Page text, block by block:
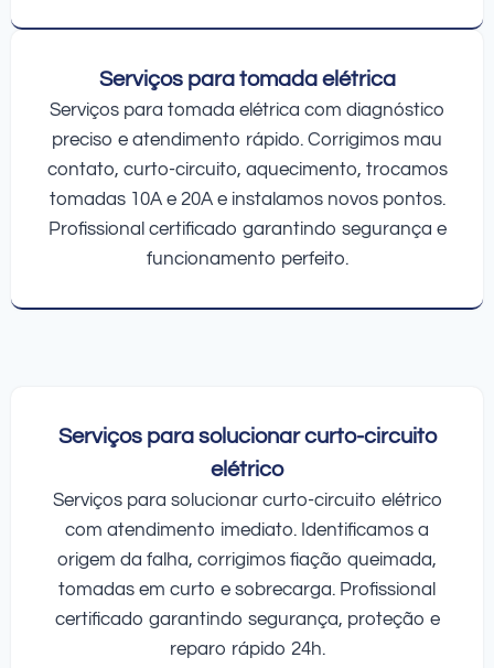
Serviços para tomada elétrica
Serviços para tomada elétrica com diagnóstico
preciso e atendimento rápido. Corrigimos mau
contato, curto-circuito, aquecimento, trocamos
tomadas 10A e 20A e instalamos novos pontos.
Profissional certificado garantindo segurança e
funcionamento perfeito.
Serviços para solucionar curto-circuito
elétrico
Serviços para solucionar curto-circuito elétrico
com atendimento imediato. Identificamos a
origem da falha, corrigimos fiação queimada,
tomadas em curto e sobrecarga. Profissional
certificado garantindo segurança, proteção e
reparo rápido 24h.